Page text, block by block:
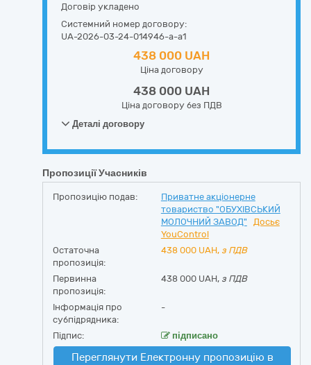
Договір укладено
Системний номер договору:
UA-2026-03-24-014946-a-a1
438 000 UAH
Ціна договору
438 000 UAH
Ціна договору без ПДВ
Деталі договору
Пропозиції Учасників
Пропозицію подав:
Приватне акціонерне
товариство "ОБУХІВСЬКИЙ
МОЛОЧНИЙ ЗАВОД"
Досьє
YouControl
Остаточна
пропозиція:
438 000 UAH, з ПДВ
Первинна
пропозиція:
438 000 UAH, з ПДВ
Інформація про
субпідрядника:
-
Підпис: підписано
Переглянути Електронну пропозицію в